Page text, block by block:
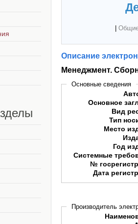
Описание
Менеджмент.
Основные сведения
Основное
Вид
Тип
Место
Год
Системные
№
Дата
Производитель